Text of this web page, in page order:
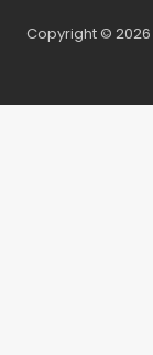
Copyright © 2026